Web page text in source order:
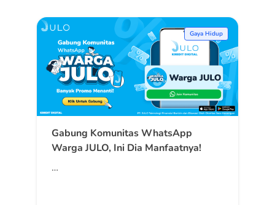
Gaya Hidup
Gabung Komunitas WhatsApp
Warga JULO, Ini Dia Manfaatnya!
…